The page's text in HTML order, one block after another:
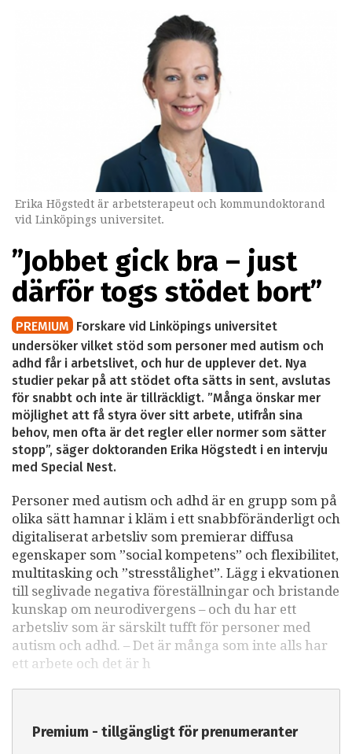
Erika Högstedt är arbetsterapeut och kommundoktorand
vid Linköpings universitet.
”Jobbet gick bra – just
därför togs stödet bort”
PREMIUM Forskare vid Linköpings universitet
undersöker vilket stöd som personer med autism och
adhd får i arbetslivet, och hur de upplever det. Nya
studier pekar på att stödet ofta sätts in sent, avslutas
för snabbt och inte är tillräckligt. ”Många önskar mer
möjlighet att få styra över sitt arbete, utifrån sina
behov, men ofta är det regler eller normer som sätter
stopp”, säger doktoranden Erika Högstedt i en intervju
med Special Nest.
Personer med autism och adhd är en grupp som på
olika sätt hamnar i kläm i ett snabbföränderligt och
digitaliserat arbetsliv som premierar diffusa
egenskaper som ”social kompetens” och flexibilitet,
multitasking och ”stresstålighet”. Lägg i ekvationen
till seglivade negativa föreställningar och bristande
kunskap om neurodivergens – och du har ett
arbetsliv som är särskilt tufft för personer med
autism och adhd. – Det är många som inte alls har
ett arbete och det är h
Premium - tillgängligt för prenumeranter